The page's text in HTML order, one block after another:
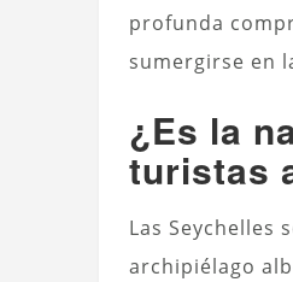
profunda
sumergirse en
¿Es la
turistas
Las Seychelles
archipiélago